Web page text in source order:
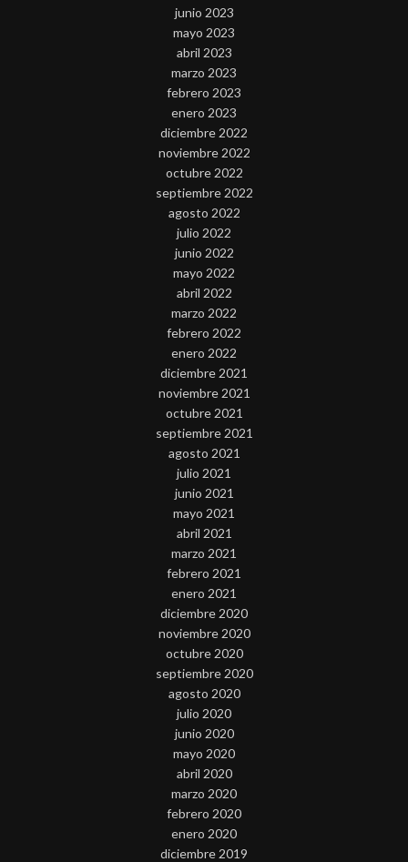
junio 2023
mayo 2023
abril 2023
marzo 2023
febrero 2023
enero 2023
diciembre 2022
noviembre 2022
octubre 2022
septiembre 2022
agosto 2022
julio 2022
junio 2022
mayo 2022
abril 2022
marzo 2022
febrero 2022
enero 2022
diciembre 2021
noviembre 2021
octubre 2021
septiembre 2021
agosto 2021
julio 2021
junio 2021
mayo 2021
abril 2021
marzo 2021
febrero 2021
enero 2021
diciembre 2020
noviembre 2020
octubre 2020
septiembre 2020
agosto 2020
julio 2020
junio 2020
mayo 2020
abril 2020
marzo 2020
febrero 2020
enero 2020
diciembre 2019